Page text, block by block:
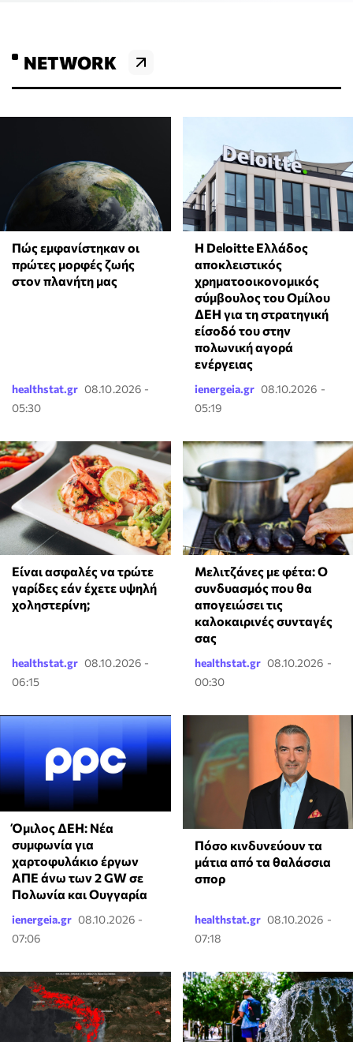
NETWORK
⁠Πώς εμφανίστηκαν οι
πρώτες μορφές ζωής
στον πλανήτη μας
healthstat.gr 08.10.2026 -
05:30
Η Deloitte Ελλάδος
αποκλειστικός
χρηματοοικονομικός
σύμβουλος του Ομίλου
ΔΕΗ για τη στρατηγική
είσοδό του στην
πολωνική αγορά
ενέργειας
ienergeia.gr 08.10.2026 -
05:19
Είναι ασφαλές να τρώτε
γαρίδες εάν έχετε υψηλή
χοληστερίνη;
healthstat.gr 08.10.2026 -
06:15
Μελιτζάνες με φέτα: Ο
συνδυασμός που θα
απογειώσει τις
καλοκαιρινές συνταγές
σας
healthstat.gr 08.10.2026 -
00:30
Όμιλος ΔΕΗ: Νέα
συμφωνία για
χαρτοφυλάκιο έργων
ΑΠΕ άνω των 2 GW σε
Πολωνία και Ουγγαρία
ienergeia.gr 08.10.2026 -
07:06
Πόσο κινδυνεύουν τα
μάτια από τα θαλάσσια
σπορ
healthstat.gr 08.10.2026 -
07:18